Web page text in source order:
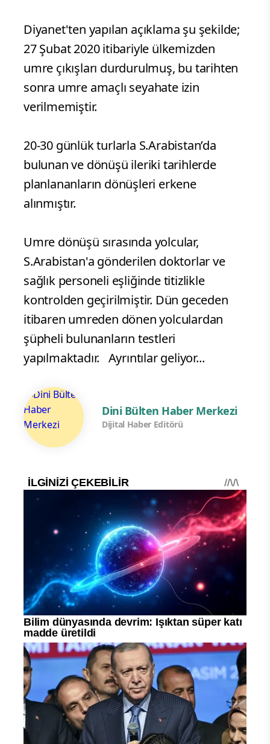
Diyanet'ten yapılan açıklama şu şekilde;
27 Şubat 2020 itibariyle ülkemizden
umre çıkışları durdurulmuş, bu tarihten
sonra umre amaçlı seyahate izin
verilmemiştir.
20-30 günlük turlarla S.Arabistan’da
bulunan ve dönüşü ileriki tarihlerde
planlananların dönüşleri erkene
alınmıştır.
Umre dönüşü sırasında yolcular,
S.Arabistan'a gönderilen doktorlar ve
sağlık personeli eşliğinde titizlikle
kontrolden geçirilmiştir. Dün geceden
itibaren umreden dönen yolculardan
şüpheli bulunanların testleri
yapılmaktadır. Ayrıntılar geliyor...
Dini Bülten Haber Merkezi
Dijital Haber Editörü